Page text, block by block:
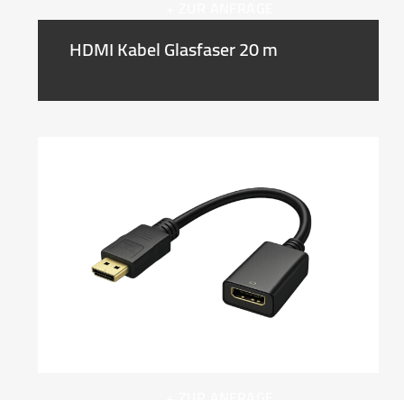
HDMI Kabel Glasfaser 20 m